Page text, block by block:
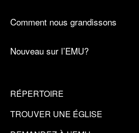
Comment nous grandissons
Nouveau sur l’EMU?
RÉPERTOIRE
TROUVER UNE ÉGLISE